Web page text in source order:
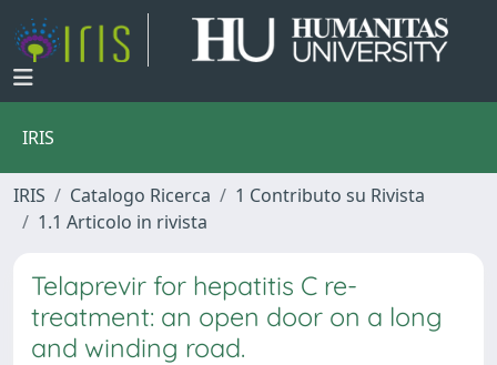
IRIS
IRIS Catalogo Ricerca
1 Contributo su Rivista
1.1 Articolo in rivista
Telaprevir for hepatitis C re-
treatment: an open door on a long
and winding road.